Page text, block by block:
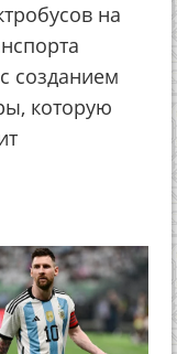
на
созданием
которую